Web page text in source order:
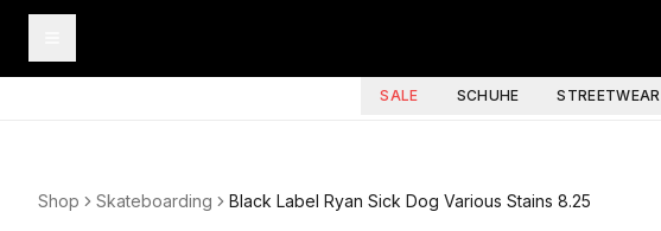
SALE SCHUHE STREETWEAR
Shop Skateboarding Black Label Ryan Sick Dog Various Stains 8.25